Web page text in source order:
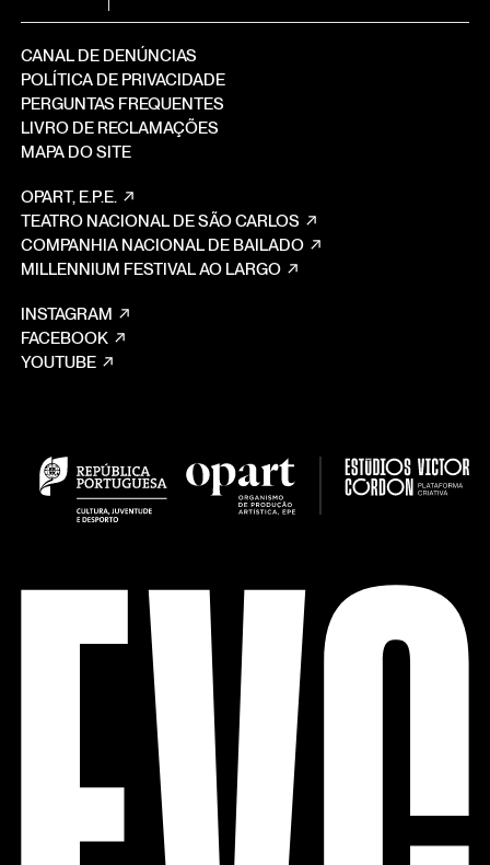
CANAL DE DENÚNCIAS
POLÍTICA DE PRIVACIDADE
PERGUNTAS FREQUENTES
LIVRO DE RECLAMAÇÕES
MAPA DO SITE
OPART, E.P.E.
TEATRO NACIONAL DE SÃO CARLOS
COMPANHIA NACIONAL DE BAILADO
MILLENNIUM FESTIVAL AO LARGO
INSTAGRAM
FACEBOOK
YOUTUBE